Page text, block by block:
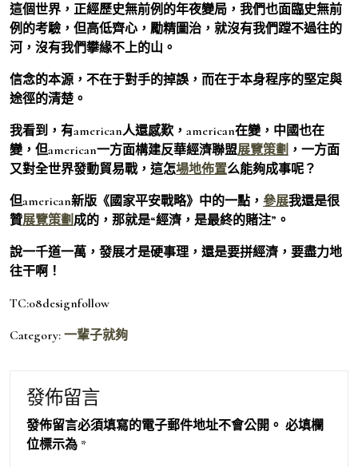
這個世界，正經歷史無前例的年夜變局，我們也面臨史無前
例的考驗，但高低齊心，勵精圖治，就沒有我們蹚不過往的
河，沒有我們攀緣不上的山。
信念的本源，不在于對手的掉誤，而在于本身程序的堅定與
途徑的清楚。
我看到，有american人還感歎，american在變，中國也在
變，但american一方面構建反華經濟聯盟展覽策劃 ，一方面
又對全世界發動貿易戰，這怎場地佈置么能夠成事呢？
但american新版《國家平安戰略》中的一點， 參展我還是很
贊展覽策劃 成的，那就是“經濟，是最終的賭注”。
說一千道一萬，發展才是硬事理，還是要拼經濟，要盡力地
往干啊！
TC:08designfollow
Category: 一輩子就夠
發佈留言
發佈留言必須填寫的電子郵件地址不會公開。 必填欄
位標示為 *